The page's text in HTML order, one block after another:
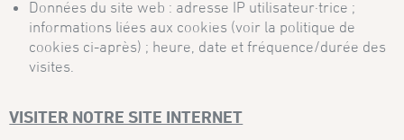
Données du site web : adresse IP utilisateur·trice ;
informations liées aux cookies (voir la politique de
cookies ci-après) ; heure, date et fréquence/durée des
visites.
VISITER NOTRE SITE INTERNET